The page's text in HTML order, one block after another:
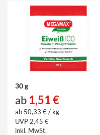
30 g
ab 1,51 €
ab 50,33 € / kg
UVP 2,45 €
inkl. MwSt.